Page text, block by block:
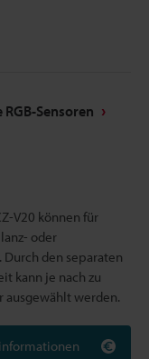
Sensoren
V20 können für
oder
den separaten
kann je nach zu
ausgewählt werden.